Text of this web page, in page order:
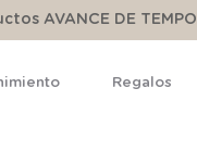
AVANCE DE
Regalos